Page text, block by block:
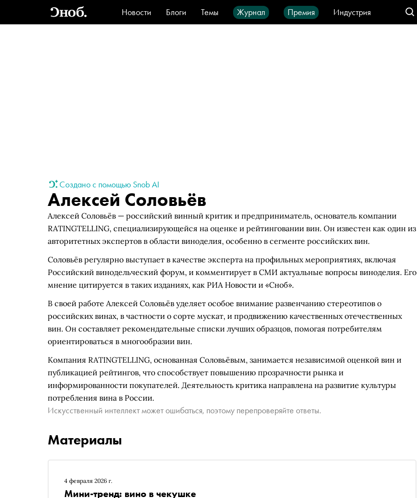
Новости Блоги Темы Журнал Премия
Индустрия
Стиль
Видео Город IT-продукты
Создано с помощью Snob AI
Алексей Соловьёв
Алексей Соловьёв — российский винный критик и предприниматель, основатель компании
RATINGTELLING, специализирующейся на оценке и рейтинговании вин. Он известен как один из
авторитетных экспертов в области виноделия, особенно в сегменте российских вин.
Соловьёв регулярно выступает в качестве эксперта на профильных мероприятиях, включая
Российский винодельческий форум, и комментирует в СМИ актуальные вопросы виноделия. Его
мнение цитируется в таких изданиях, как РИА Новости и «Сноб».
В своей работе Алексей Соловьёв уделяет особое внимание развенчанию стереотипов о
российских винах, в частности о сорте мускат, и продвижению качественных отечественных
вин. Он составляет рекомендательные списки лучших образцов, помогая потребителям
ориентироваться в многообразии вин.
Компания RATINGTELLING, основанная Соловьёвым, занимается независимой оценкой вин и
публикацией рейтингов, что способствует повышению прозрачности рынка и
информированности покупателей. Деятельность критика направлена на развитие культуры
потребления вина в России.
Искусственный интеллект может ошибаться, поэтому перепроверяйте ответы.
Материалы
4 февраля 2026 г.
Мини-тренд: вино в чекушке